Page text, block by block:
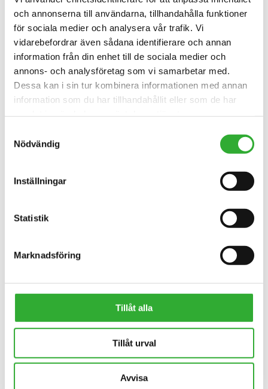
och annonserna till användarna, tillhandahålla funktioner
för sociala medier och analysera vår trafik. Vi
vidarebefordrar även sådana identifierare och annan
information från din enhet till de sociala medier och
annons- och analysföretag som vi samarbetar med.
Dessa kan i sin tur kombinera informationen med annan
information som du har tillhandahållit eller som de har
Nödvändig
Inställningar
Statistik
Marknadsföring
Tillåt alla
Tillåt urval
Avvisa
INTRESSERAD AV REDSKAP?
KONTAKTA OSS
en mängd olika fabriksinstallerade tillval. Från
slutna hytter med värme eller luftkonditionering till
vägtrafikutrustning, extra hydrauluttag och
surrningsöglor – Avants tillval låter dig bygga den
perfekta maskinen för alla jobb och årstider.